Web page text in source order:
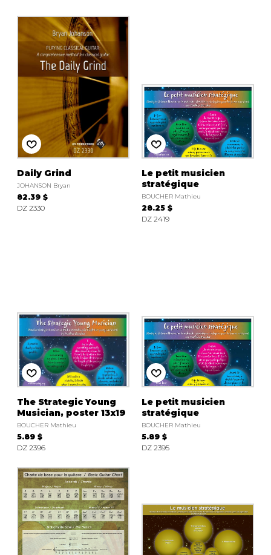
Daily Grind
JOHANSON Bryan
82.39 $
DZ 2330
Le petit musicien
stratégique
BOUCHER Mathieu
28.25 $
DZ 2419
The Strategic Young
Musician, poster 13x19
BOUCHER Mathieu
5.89 $
DZ 2396
Le petit musicien
stratégique
BOUCHER Mathieu
5.89 $
DZ 2395